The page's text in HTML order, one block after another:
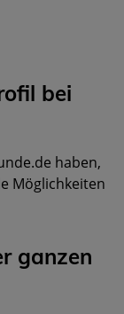
bei
haben,
Möglichkeiten
ganzen